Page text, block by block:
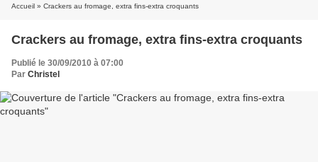
Accueil » Crackers au fromage, extra fins-extra croquants
Crackers au fromage, extra fins-extra croquants
Publié le 30/09/2010 à 07:00
Par Christel